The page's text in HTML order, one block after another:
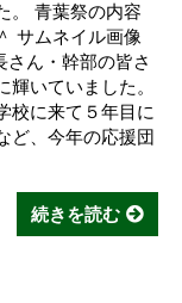
。 青葉祭の内容
サムネイル画像
ん・幹部の皆さ
いていました。
校に来て５年目に
ど、今年の応援団
続きを読む